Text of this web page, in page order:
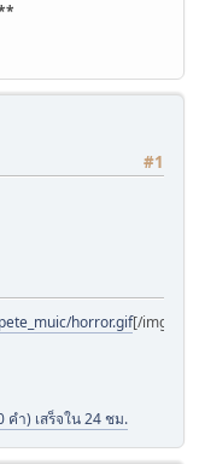
#1
horror.gif[/img]
ำ) เสร็จใน 24 ชม.